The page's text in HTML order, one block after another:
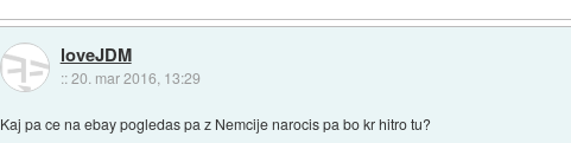
loveJDM
::20. mar 2016, 13:29
Kaj pa ce na ebay pogledas pa z Nemcije narocis pa bo kr hitro tu?